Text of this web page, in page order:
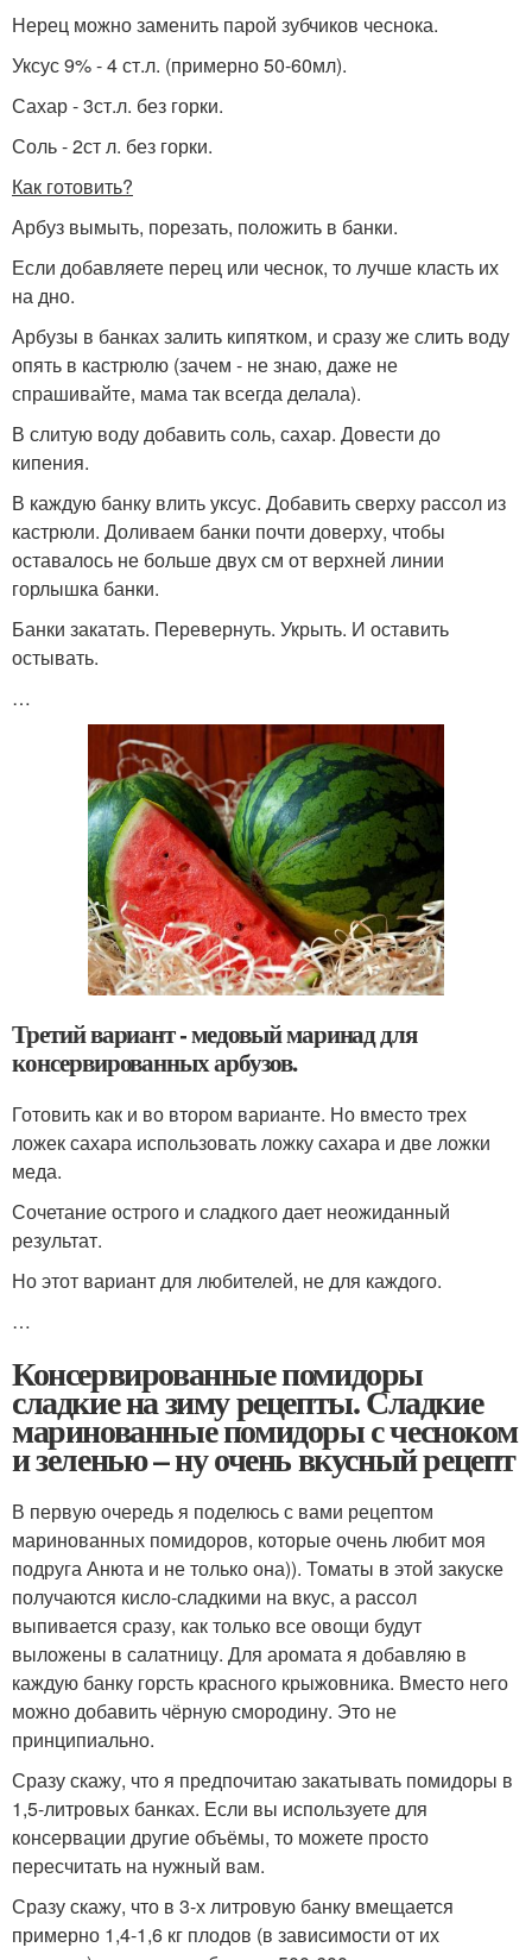
Нерец можно заменить парой зубчиков чеснока.
Уксус 9% - 4 ст.л. (примерно 50-60мл).
Сахар - 3ст.л. без горки.
Соль - 2ст л. без горки.
Как готовить?
Арбуз вымыть, порезать, положить в банки.
Если добавляете перец или чеснок, то лучше класть их
на дно.
Арбузы в банках залить кипятком, и сразу же слить воду
опять в кастрюлю (зачем - не знаю, даже не
спрашивайте, мама так всегда делала).
В слитую воду добавить соль, сахар. Довести до
кипения.
В каждую банку влить уксус. Добавить сверху рассол из
кастрюли. Доливаем банки почти доверху, чтобы
оставалось не больше двух см от верхней линии
горлышка банки.
Банки закатать. Перевернуть. Укрыть. И оставить
остывать.
…
Третий вариант - медовый маринад для
консервированных арбузов.
Готовить как и во втором варианте. Но вместо трех
ложек сахара использовать ложку сахара и две ложки
меда.
Сочетание острого и сладкого дает неожиданный
результат.
Но этот вариант для любителей, не для каждого.
…
Консервированные помидоры
сладкие на зиму рецепты. Сладкие
маринованные помидоры с чесноком
и зеленью – ну очень вкусный рецепт
В первую очередь я поделюсь с вами рецептом
маринованных помидоров, которые очень любит моя
подруга Анюта и не только она)). Томаты в этой закуске
получаются кисло-сладкими на вкус, а рассол
выпивается сразу, как только все овощи будут
выложены в салатницу. Для аромата я добавляю в
каждую банку горсть красного крыжовника. Вместо него
можно добавить чёрную смородину. Это не
принципиально.
Сразу скажу, что я предпочитаю закатывать помидоры в
1,5-литровых банках. Если вы используете для
консервации другие объёмы, то можете просто
пересчитать на нужный вам.
Сразу скажу, что в 3-х литровую банку вмещается
примерно 1,4-1,6 кг плодов (в зависимости от их